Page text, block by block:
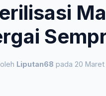
Liputan68 pada 20 Maret